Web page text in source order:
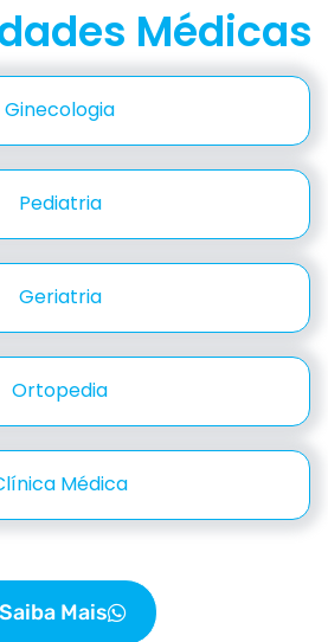
Médicas
Ginecologia
Pediatria
Geriatria
Ortopedia
Médica
Saiba Mais